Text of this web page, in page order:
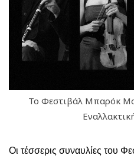
To Φεστιβάλ Μπαρόκ
Οι τέσσερις συναυλίες του